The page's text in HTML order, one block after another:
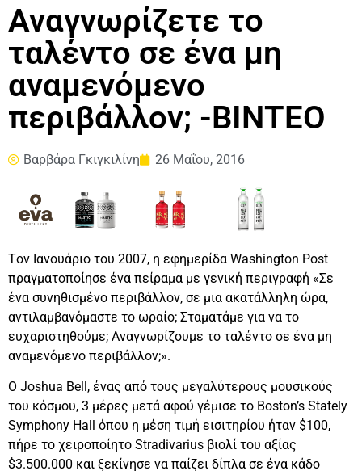
Αναγνωρίζετε το
ταλέντο σε ένα μη
αναμενόμενο
περιβάλλον; -ΒΙΝΤΕΟ
Βαρβάρα Γκιγκιλίνη 26 Μαΐου, 2016
Tον Ιανουάριο του 2007, η εφημερίδα Washington Post
πραγματοποίησε ένα πείραμα με γενική περιγραφή «Σε
ένα συνηθισμένο περιβάλλον, σε μια ακατάλληλη ώρα,
αντιλαμβανόμαστε το ωραίο; Σταματάμε για να το
ευχαριστηθούμε; Αναγνωρίζουμε το ταλέντο σε ένα μη
αναμενόμενο περιβάλλον;».
Ο Joshua Bell, ένας από τους μεγαλύτερους μουσικούς
του κόσμου, 3 μέρες μετά αφού γέμισε το Boston’s Stately
Symphony Hall όπου η μέση τιμή εισιτηρίου ήταν $100,
πήρε το χειροποίητο Stradivarius βιολί του αξίας
$3.500.000 και ξεκίνησε να παίζει δίπλα σε ένα κάδο